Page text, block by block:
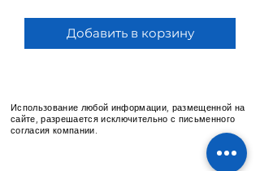
Добавить в корзину
Использование любой информации, размещенной на
сайте, разрешается исключительно с письменного
согласия компании.